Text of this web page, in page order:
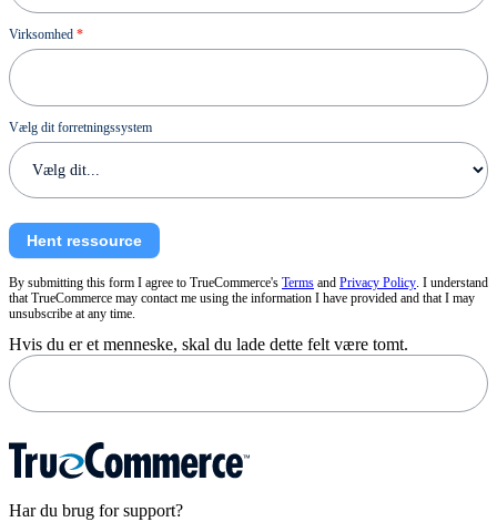
Virksomhed *
Vælg dit forretningssystem
Hent ressource
By submitting this form I agree to TrueCommerce's Terms and Privacy Policy. I understand
that TrueCommerce may contact me using the information I have provided and that I may
unsubscribe at any time.
Hvis du er et menneske, skal du lade dette felt være tomt.
Har du brug for support?